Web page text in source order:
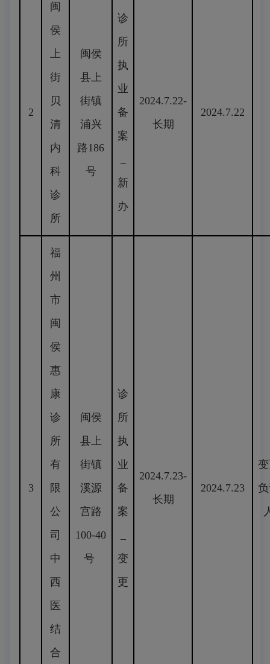
2
闽
侯
上
街
贝
清
内
科
诊
所
闽侯
县上
街镇
浦兴
路186
号
诊
所
执
业
备
案
新
办
2024.7.22-
长期
2024.7.22
3
福
州
市
闽
侯
惠
康
诊
所
有
限
公
司
中
西
医
结
合
闽侯
县上
街镇
溪源
宫路
100-40
号
诊
所
执
业
备
案
变
更
2024.7.23-
长期
2024.7.23